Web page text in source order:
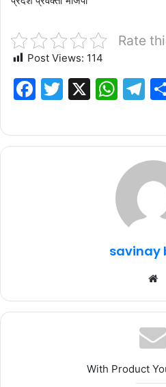
Rate
Post Views: 114
F
c
e
T
it
te
X
W
at
s
A
p
T
e
g
ra
savinay
With Product